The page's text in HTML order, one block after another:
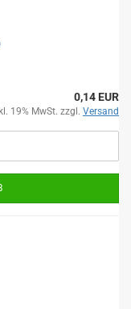
0,14 EUR
19% MwSt. zzgl. Versand